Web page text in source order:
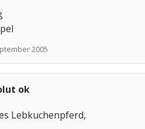
2005
ok
Lebkuchenpferd,